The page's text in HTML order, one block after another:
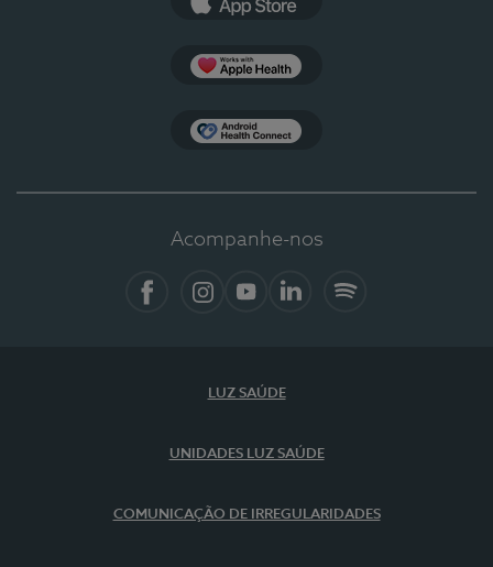
Acompanhe-nos
LUZ SAÚDE
UNIDADES LUZ SAÚDE
COMUNICAÇÃO DE IRREGULARIDADES